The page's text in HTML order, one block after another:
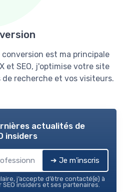
est ma principale
et SEO, j'optimise votre site
recherche et vos visiteurs.
actualités de
insiders
➔ Je m'inscris
j’accepte d’être contacté(e) à
insiders et ses partenaires.